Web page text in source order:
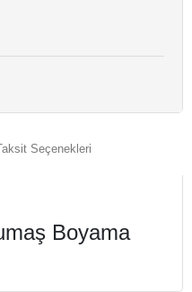
Seçenekleri
Boyama